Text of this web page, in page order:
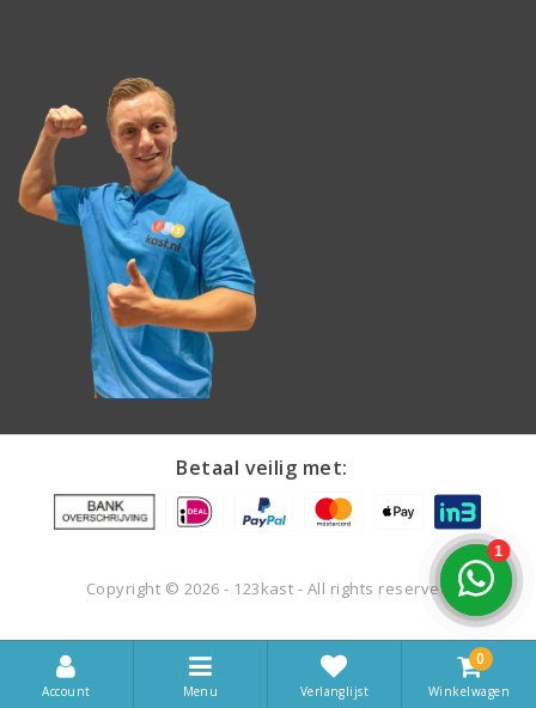
Betaal veilig met:
Copyright © 2026 - 123kast - All rights reserved
Account Menu Verlanglijst
0
Winkelwagen